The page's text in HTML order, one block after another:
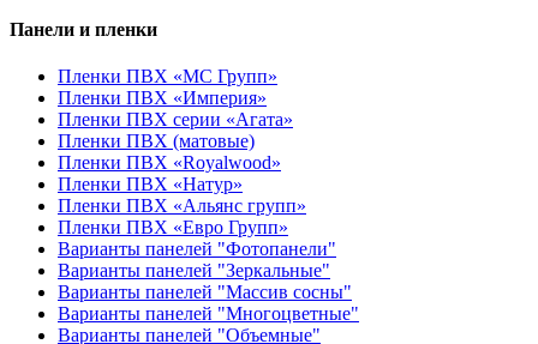
Панели и пленки
Пленки ПВХ «МС Групп»
Пленки ПВХ «Империя»
Пленки ПВХ серии «Агата»
Пленки ПВХ (матовые)
Пленки ПВХ «Royalwood»
Пленки ПВХ «Натур»
Пленки ПВХ «Альянс групп»
Пленки ПВХ «Евро Групп»
Варианты панелей "Фотопанели"
Варианты панелей "Зеркальные"
Варианты панелей "Массив сосны"
Варианты панелей "Многоцветные"
Варианты панелей "Объемные"